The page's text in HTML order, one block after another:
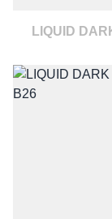
LIQUID